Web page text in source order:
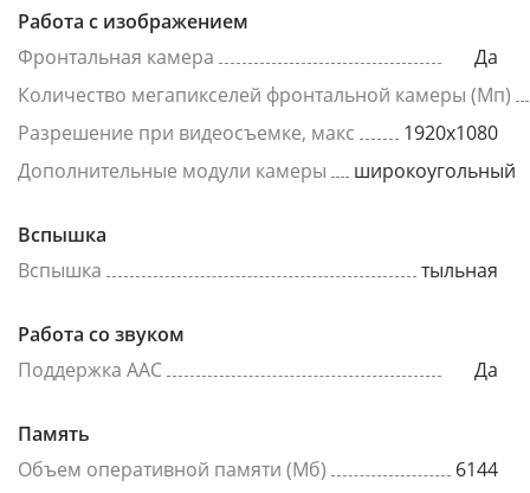
Работа с изображением
Фронтальная камера
Да
Количество мегапикселей фронтальной камеры (Мп)
Разрешение при видеосъемке, макс
1920x1080
Дополнительные модули камеры
широкоугольный
Вспышка
Вспышка
тыльная
Работа со звуком
Поддержка AAC
Да
Память
Объем оперативной памяти (Мб)
6144